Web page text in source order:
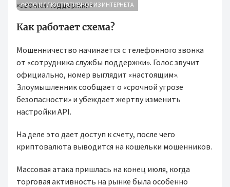
ФОТО ИЛЛЮСТРАТИВНОЕ ИЗ ИНТЕРНЕТА
Как работает схема?
Мошенничество начинается с телефонного звонка
от «сотрудника службы поддержки». Голос звучит
официально, номер выглядит «настоящим».
Злоумышленник сообщает о «срочной угрозе
безопасности» и убеждает жертву изменить
настройки API.
На деле это дает доступ к счету, после чего
криптовалюта выводится на кошельки мошенников.
Массовая атака пришлась на конец июля, когда
торговая активность на рынке была особенно